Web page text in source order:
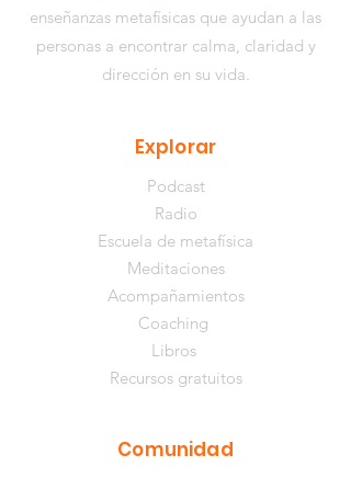
enseñanzas metafísicas que ayudan a las
personas a encontrar calma, claridad y
dirección en su vida.
Explorar
Podcast
Radio
Escuela de metafísica
Meditaciones
Acompañamientos
Coaching
Libros
Recursos gratuitos
Comunidad